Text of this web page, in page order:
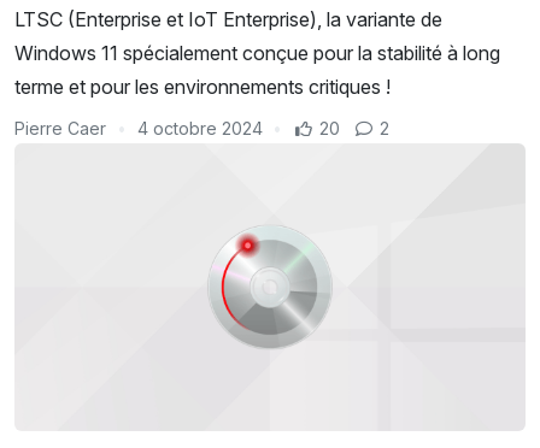
LTSC (Enterprise et IoT Enterprise), la variante de
Windows 11 spécialement conçue pour la stabilité à long
terme et pour les environnements critiques !
Pierre Caer 4 octobre 2024 20 2